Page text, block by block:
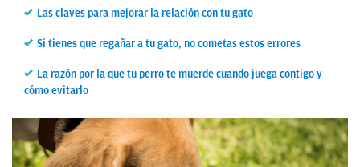
Las claves para mejorar la relación con tu gato
Si tienes que regañar a tu gato, no cometas estos errores
La razón por la que tu perro te muerde cuando juega contigo y
cómo evitarlo